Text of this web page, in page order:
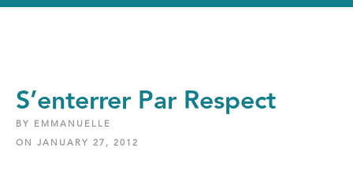
S’enterrer Par Respect
BY EMMANUELLE
ON JANUARY 27, 2012